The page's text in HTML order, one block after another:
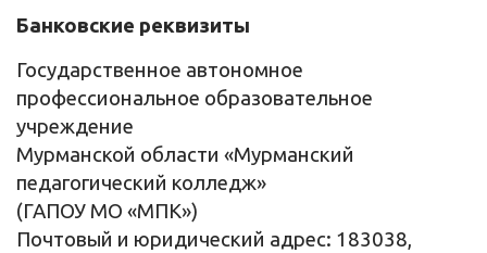
Банковские реквизиты
Государственное автономное
профессиональное образовательное
учреждение
Мурманской области «Мурманский
педагогический колледж»
(ГАПОУ МО «МПК»)
Почтовый и юридический адрес: 183038,